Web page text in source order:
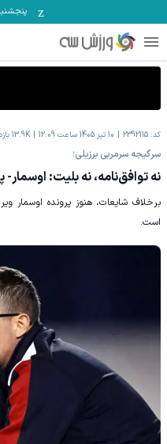
پنجشنبه ۱۵
کد: 2392115 10 تیر 1405 ساعت 12:09 13.9K
سرگیجه سرمربی برزیلی؛
نه توافق‌نامه، نه بلیت:
برخلاف شایعات، هنوز پرونده اوسمار
است.